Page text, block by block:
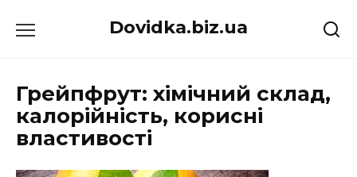
до
Dovidka.biz.ua
Грейпфрут: хімічний склад,
калорійність, корисні
властивості